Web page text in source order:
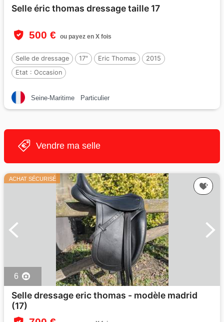
Selle éric thomas dressage taille 17
500 € ou payez en X fois
Selle de dressage 17" Eric Thomas
2015
Etat : Occasion
Seine-Maritime Particulier
Vendre ma selle
ACHAT SÉCURISÉ
6
Selle dressage eric thomas - modèle madrid
(17)